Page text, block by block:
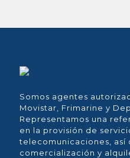
Somos agentes
Movistar, Frimarine y
Representamos una
en la provisión de
telecomunicaciones, así
comercialización y